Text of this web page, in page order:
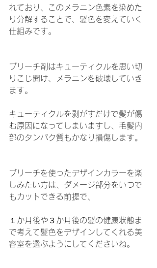
れており、このメラニン色素を染めた
り分解することで、髪色を変えていく
仕組みです。
ブリーチ剤はキューティクルを思い切
りこじ開け、メラニンを破壊していき
ます。
キューティクルを剥がすだけで髪が傷
む原因になってしまいますし、毛髪内
部のタンパク質もかなり損傷します。
ブリーチを使ったデザインカラーを楽
しみたい方は、ダメージ部分をいつで
もカットできる前提で、
１か月後や３か月後の髪の健康状態ま
で考えて髪色をデザインしてくれる美
容室を選ぶようにしてくださいね。